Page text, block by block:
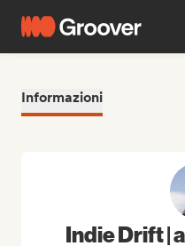
Informazioni
Indie Drift |